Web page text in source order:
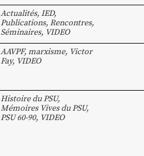
Actualités, IED,
Publications, Rencontres,
Séminaires, VIDEO
AAVPF, marxisme, Victor
Fay, VIDEO
Histoire du PSU,
Mémoires Vives du PSU,
PSU 60-90, VIDEO